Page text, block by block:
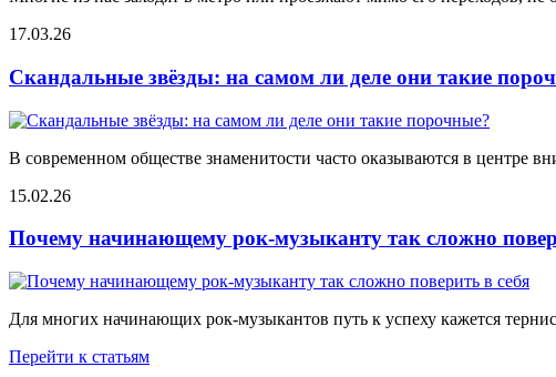
17.03.26
Скандальные звёзды: на самом ли деле они такие
В современном обществе знаменитости часто оказываются в центре
15.02.26
Почему начинающему рок-музыканту так сложно
Для многих начинающих рок-музыкантов путь к успеху кажется
Перейти к статьям